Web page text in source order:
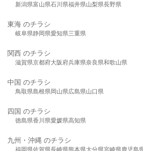
新潟県富山県石川県福井県山梨県長野県
東海 のチラシ
岐阜県静岡県愛知県三重県
関西 のチラシ
滋賀県京都府大阪府兵庫県奈良県和歌山県
中国 のチラシ
鳥取県島根県岡山県広島県山口県
四国 のチラシ
徳島県香川県愛媛県高知県
九州・沖縄 のチラシ
福岡県佐賀県長崎県熊本県大分県宮崎県鹿児島